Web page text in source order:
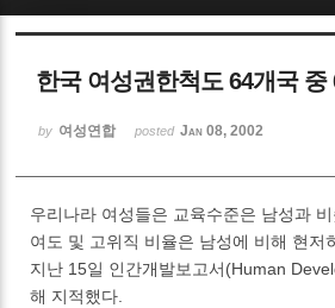
한국 여성권한척도 64개국 중
by 여성연합 posted Jan 08, 2002
우리나라 여성들은 교육수준은 남성과
여도 및 고위직 비율은 남성에 비해 현저
지난 15일 인간개발보고서(Human
해 지적했다.
Sketchbook5, 스케
Sketchbook5, 스케